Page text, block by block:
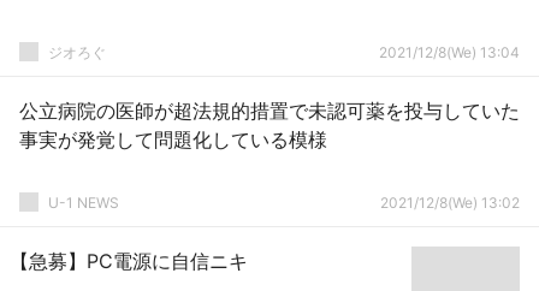
ジオろぐ 2021/12/8(We) 13:04
公立病院の医師が超法規的措置で未認可薬を投与していた
事実が発覚して問題化している模様
U-1 NEWS 2021/12/8(We) 13:02
【急募】PC電源に自信ニキ